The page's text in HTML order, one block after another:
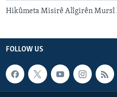
Hikûmeta Misirê Alîgirên Mursî
FOLLOW US